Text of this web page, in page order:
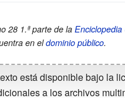
28 1.ª parte de la
en eldominio público.
está disponible bajo la
a los archivos